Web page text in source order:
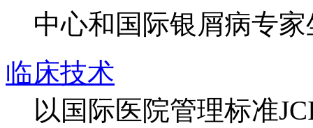
中心和国际银屑病专
临床技术
以国际医院管理标准